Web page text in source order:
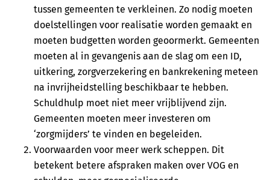
tussen gemeenten te verkleinen. Zo nodig moeten
doelstellingen voor realisatie worden gemaakt en
moeten budgetten worden geoormerkt. Gemeenten
moeten al in gevangenis aan de slag om een ID,
uitkering, zorgverzekering en bankrekening meteen
na invrijheidstelling beschikbaar te hebben.
Schuldhulp moet niet meer vrijblijvend zijn.
Gemeenten moeten meer investeren om
‘zorgmijders’ te vinden en begeleiden.
Voorwaarden voor meer werk scheppen. Dit
betekent betere afspraken maken over VOG en